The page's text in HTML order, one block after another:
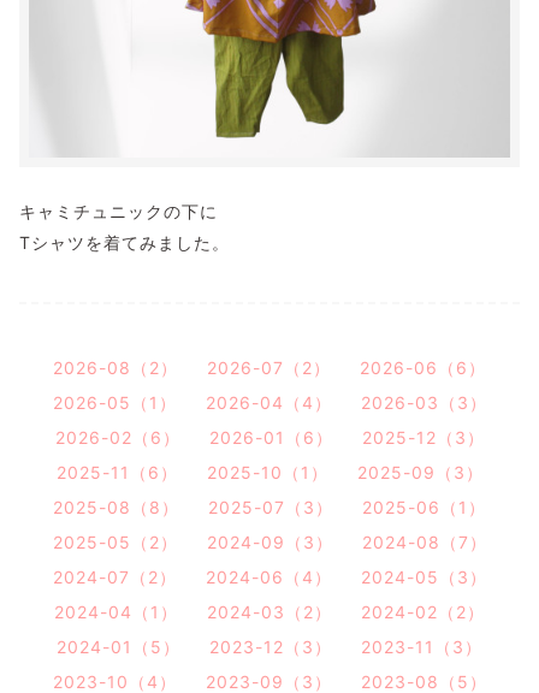
キャミチュニックの下に
Tシャツを着てみました。
2026-08（2） 2026-07（2）
2026-06（6）
2026-05（1）
2026-04（4）
2026-03（3）
2026-02（6）
2026-01（6）
2025-12（3）
2025-11（6）
2025-10（1）
2025-09（3）
2025-08（8）
2025-07（3）
2025-06（1）
2025-05（2）
2024-09（3）
2024-08（7）
2024-07（2）
2024-06（4）
2024-05（3）
2024-04（1）
2024-03（2）
2024-02（2）
2024-01（5）
2023-12（3）
2023-11（3）
2023-10（4）
2023-09（3）
2023-08（5）